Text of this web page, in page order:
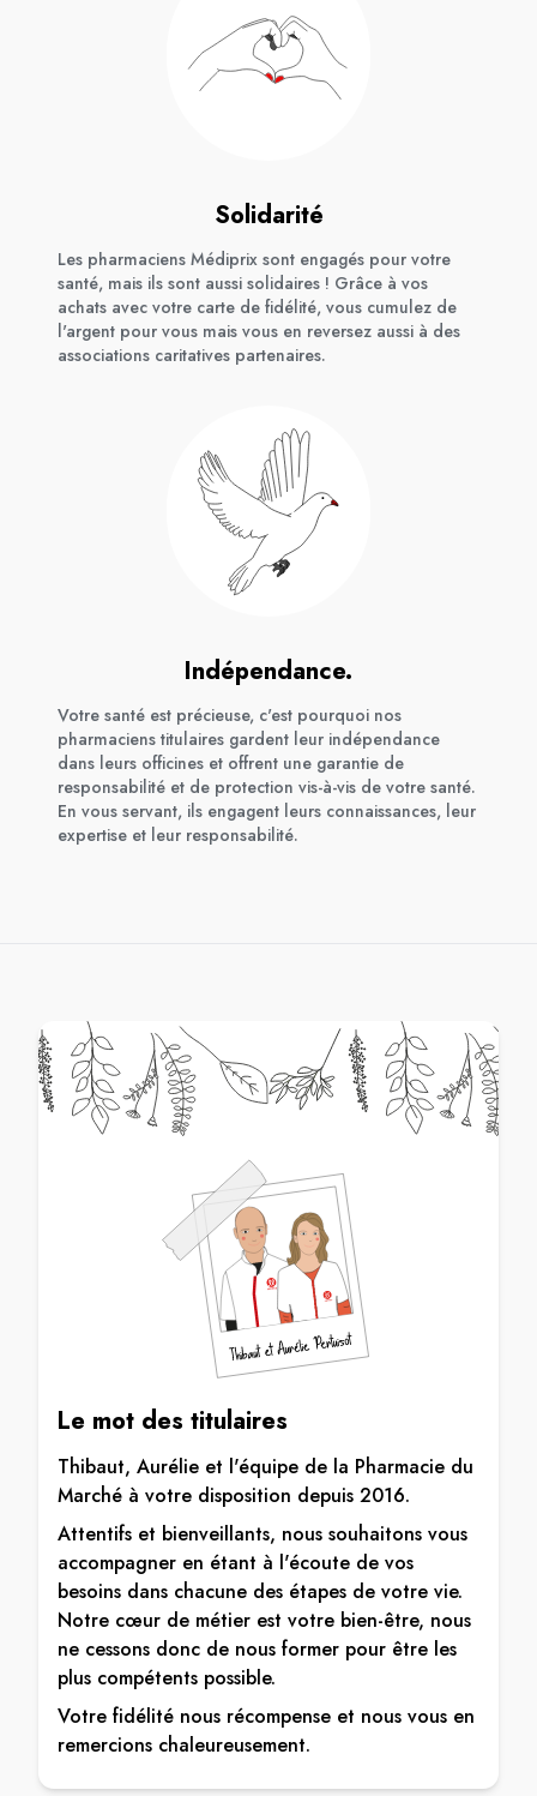
Solidarité
Les pharmaciens Médiprix sont engagés pour votre
santé, mais ils sont aussi solidaires ! Grâce à vos
achats avec votre carte de fidélité, vous cumulez de
l'argent pour vous mais vous en reversez aussi à des
associations caritatives partenaires.
Indépendance.
Votre santé est précieuse, c'est pourquoi nos
pharmaciens titulaires gardent leur indépendance
dans leurs officines et offrent une garantie de
responsabilité et de protection vis-à-vis de votre santé.
En vous servant, ils engagent leurs connaissances, leur
expertise et leur responsabilité.
Le mot des titulaires
Thibaut, Aurélie et l'équipe de la Pharmacie du
Marché à votre disposition depuis 2016.
Attentifs et bienveillants, nous souhaitons vous
accompagner en étant à l'écoute de vos
besoins dans chacune des étapes de votre vie.
Notre cœur de métier est votre bien-être, nous
ne cessons donc de nous former pour être les
plus compétents possible.
Votre fidélité nous récompense et nous vous en
remercions chaleureusement.